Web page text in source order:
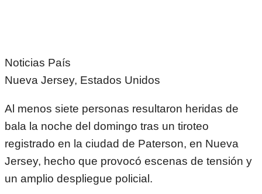
Noticias País
Nueva Jersey, Estados Unidos
Al menos siete personas resultaron heridas de
bala la noche del domingo tras un tiroteo
registrado en la ciudad de Paterson, en Nueva
Jersey, hecho que provocó escenas de tensión y
un amplio despliegue policial.